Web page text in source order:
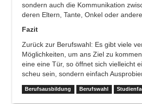
sondern auch die Kommunikation
deren Eltern, Tante, Onkel oder
Fazit
Zurück zur Berufswahl: Es gibt viele
Möglichkeiten, um ans Ziel zu
eine eine Tür, so öffnet sich vielleicht
scheu sein, sondern einfach
Berufsausbildung Berufswahl